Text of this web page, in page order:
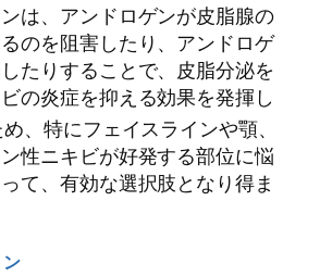
は、アンドロゲンが皮脂腺の
のを阻害したり、アンドロゲ
たりすることで、皮脂分泌を
の炎症を抑える効果を発揮し
、特にフェイスラインや顎、
性ニキビが好発する部位に悩
て、有効な選択肢となり得ま